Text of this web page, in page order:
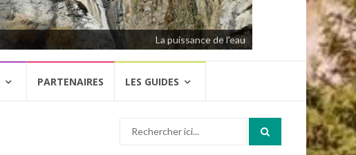
La puissance de l'eau
PARTENAIRES LES GUIDES